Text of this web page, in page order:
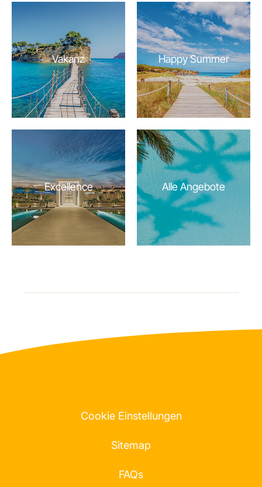
Vakanz Happy Summer
Excellence Alle Angebote
Cookie Einstellungen
Sitemap
FAQs